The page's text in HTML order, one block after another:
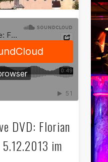
DVD: Florian
im